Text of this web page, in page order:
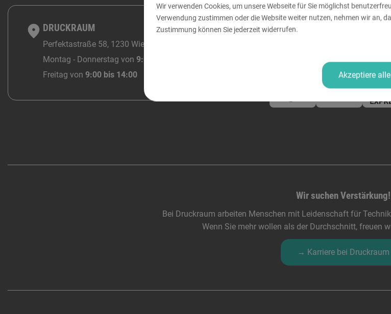
DRUCKRAUM
Perfektastraße 58, 1230 Wien
Montag - Donnerstag von 9:00 bis 18:00
Freitag von 9:00 bis 14:00
Zuverlässige Lieferung
Wir suchen Verstärkung!
Bei Druckraum arbeiten Menschen mit Leidenschaft für
Wenn Sie mehr wollen als der Durchschnitt, freuen
→ Karriere bei Druckraum
Wir verwenden Cookies, um unsere Webseite für Sie möglichst
Verwendung zustimmen oder die Website weiter nutzen, nehmen wir an,
Zustimmung können Sie jederzeit widerrufen.
Akzeptiere alle